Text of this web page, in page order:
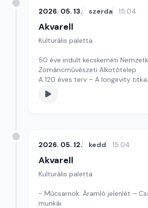
2026. 05. 13. szerda 15:04
Akvarell
Kulturális paletta
50 éve indult kecskeméti
Zománcművészeti Alkotótelep
A 120 éves terv – A longevity titka
Szerkesztő: Fazekas Gyöngyvér
2026. 05. 12. kedd 15:04
Akvarell
Kulturális paletta
- Műcsarnok: Áramló jelenlét –
munkái